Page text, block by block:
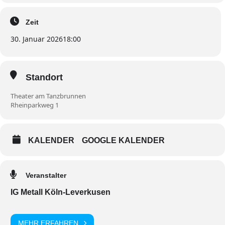
Zeit
30. Januar 202618:00
Standort
Theater am Tanzbrunnen
Rheinparkweg 1
KALENDER GOOGLE KALENDER
Veranstalter
IG Metall Köln-Leverkusen
MEHR ERFAHREN